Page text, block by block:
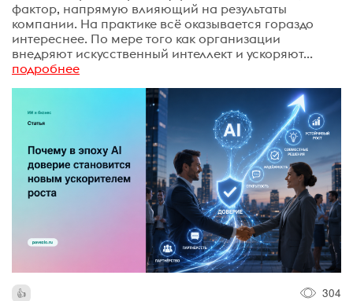
фактор, напрямую влияющий на результаты
компании. На практике всё оказывается гораздо
интереснее. По мере того как организации
внедряют искусственный интеллект и ускоряют...
подробнее
304